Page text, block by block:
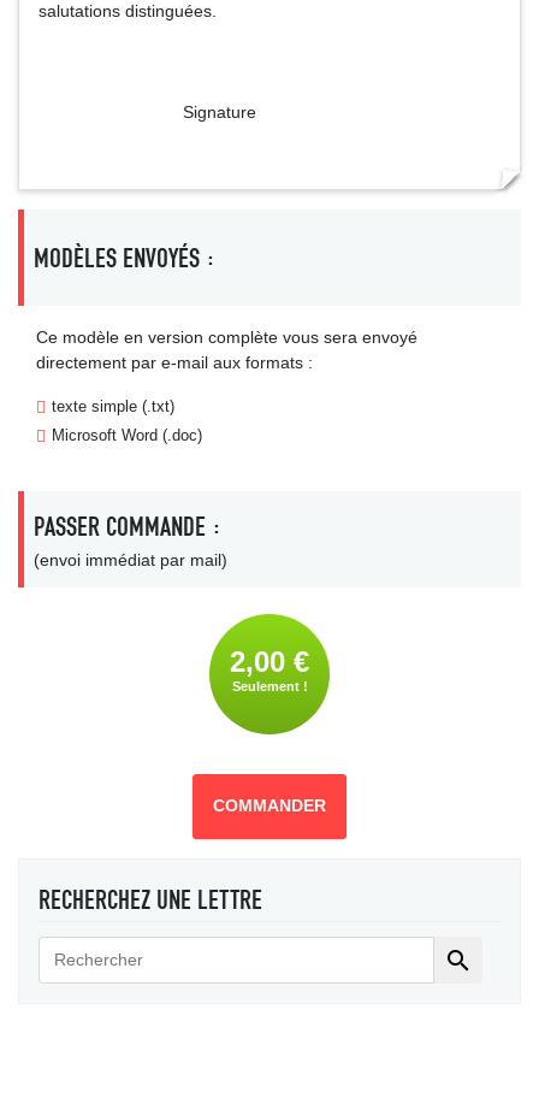
salutations distinguées.
Signature
MODÈLES ENVOYÉS :
Ce modèle en version complète vous sera envoyé
directement par e-mail aux formats :
texte simple (.txt)
Microsoft Word (.doc)
PASSER COMMANDE :
(envoi immédiat par mail)
2,00 €
Seulement !
COMMANDER
RECHERCHEZ UNE LETTRE
